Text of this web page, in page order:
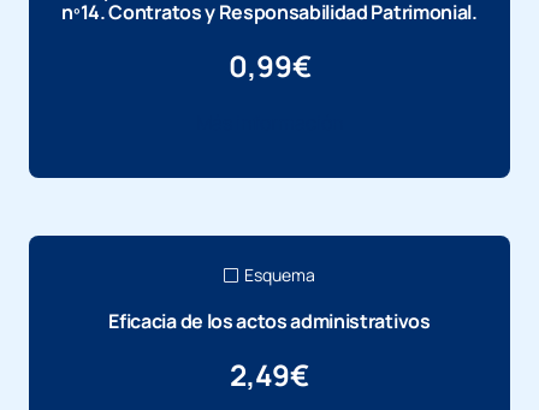
nº14. Contratos y Responsabilidad Patrimonial.
0,99€
Esquema
Eficacia de los actos administrativos
2,49€